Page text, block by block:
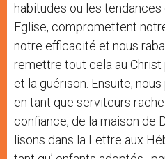
habitudes ou les
Eglise, compromettent
notre efficacité et nous
remettre tout cela au
et la guérison. Ensuite,
en tant que serviteurs
confiance, de la maison de
lisons dans la Lettre aux